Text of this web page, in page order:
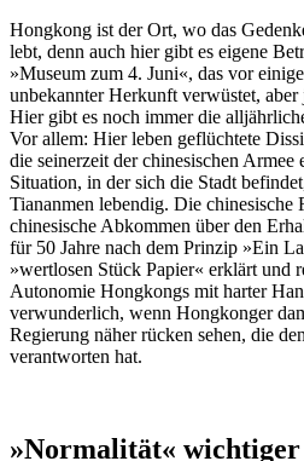
Hongkong ist der Ort, wo das
lebt, denn auch hier gibt es eigene
»Museum zum 4. Juni«, das vor
unbekannter Herkunft verwüstet,
Hier gibt es noch immer die
Vor allem: Hier leben geflüchtete
die seinerzeit der chinesischen
Situation, in der sich die Stadt
Tiananmen lebendig. Die chinesische
chinesische Abkommen über den
für 50 Jahre nach dem Prinzip »Ein
»wertlosen Stück Papier« erklärt und
Autonomie Hongkongs mit harter
verwunderlich, wenn Hongkonger
Regierung näher rücken sehen, die
verantworten hat.
»Normalität« wichtiger